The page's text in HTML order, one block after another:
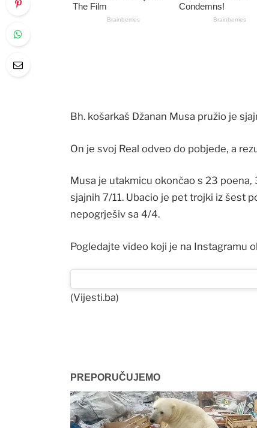
Bh. košarkaš Džanan Musa pružio je
On je svoj Real odveo do pobjede, a
Musa je utakmicu okončao s 23
sjajnih 7/11. Ubacio je pet trojki iz šest
nepogrješiv sa 4/4.
Pogledajte video koji je na Instagramu
(Vijesti.ba)